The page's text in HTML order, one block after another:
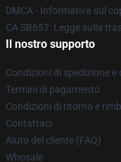
DMCA - Informativa sul
CA SB657: Legge sulla
Il nostro supporto
Condizioni di spedizione e
Termini di pagamento
Condizioni di ritorno e
Contattaci
Aiuto del cliente (FAQ)
Whosale